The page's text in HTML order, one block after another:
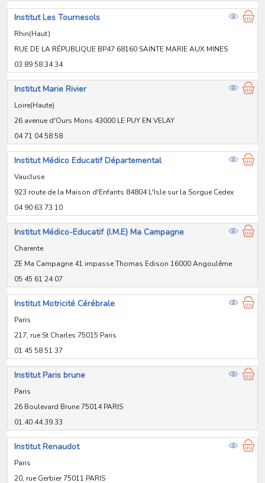
Institut Les Tournesols
Rhin(Haut)
RUE DE LA RÉPUBLIQUE BP47 68160 SAINTE MARIE AUX MINES
03 89 58 34 34
Institut Marie Rivier
Loire(Haute)
26 avenue d'Ours Mons 43000 LE PUY EN VELAY
04 71 04 58 58
Institut Médico Educatif Départemental
Vaucluse
923 route de la Maison d'Enfants 84804 L'Isle sur la Sorgue Cedex
04 90 63 73 10
Institut Médico-Educatif (I.M.E) Ma Campagne
Charente
ZE Ma Campagne 41 impasse Thomas Edison 16000 Angoulême
05 45 61 24 07
Institut Motricité Cérébrale
Paris
217, rue St Charles 75015 Paris
01 45 58 51 37
Institut Paris brune
Paris
26 Boulevard Brune 75014 PARIS
01.40.44.39.33
Institut Renaudot
Paris
20, rue Gerbier 75011 PARIS